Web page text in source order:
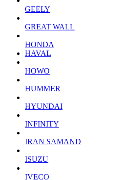
GEELY
GREAT WALL
HONDA
HAVAL
HOWO
HUMMER
HYUNDAI
INFINITY
IRAN SAMAND
ISUZU
IVECO